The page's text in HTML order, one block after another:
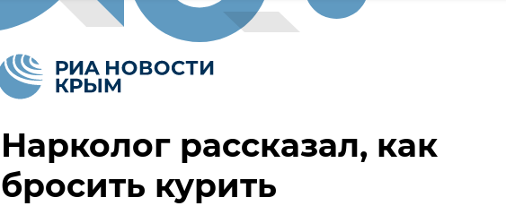
Нарколог рассказал, как
бросить курить